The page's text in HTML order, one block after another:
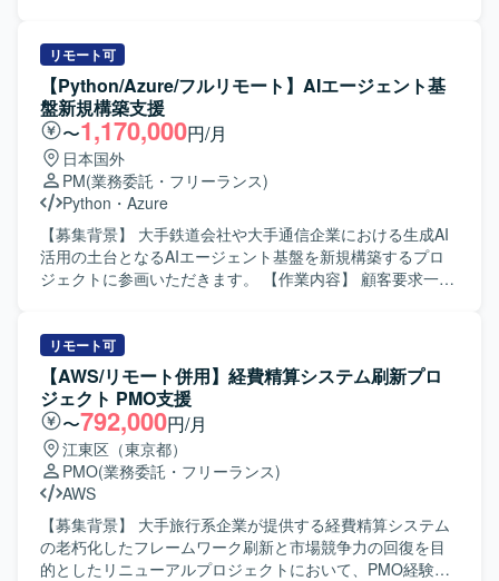
Androidデバイスの連携という先進的な領域において、上流
工程からリリースまで一貫して関われるポジションです。
複数のステークホルダーやベンダーを巻き込みながらプロ
ジェクトを推進する経験を積むことができ、IoTやロボティ
クス、AI関連の知見を深める機会があります。 【開発環
境】 Androidデバイスと連携する小型ロボットを対象とした
Web／アプリ系開発プロジェクト環境となります。
顧客やパートナー企業へのヒアリングを通じて潜在的課題
を抽出・構造化し、業務プロセスを詳細に分解した上でAI
エージェント化に向けた要件定義・仕様策定を行います。
AI実行ログや品質KPIに基づき、プロダクトおよび運用の改
善サイクルを設計・実行していただきます。エンジニアや
デザイナーと連携しながらプロダクトの機能企画や開発デ
ィレクションを行い、展示会や商談を通じて得られた顧客
フィードバックをプロダクトへ反映していただきます。
【求める人物像】 ベンチャー気質なカルチャーに抵抗がな
く、ロジカルかつタフさを持ち合わせている方を求めてお
ります。正解のない新規事業環境で主体的に仮説検証を繰
し、業務の自動化・完結を目指す新規事業の立ち上げフェ
ーズから関わることができます。顧客の課題ヒアリングか
ら業務プロセスの分解、AIエージェントへの落とし込み、
プロダクトの仕様検討からリリースまで一貫して関与でき
るため、事業とプロダクトの両面で大きな裁量を持ってご
活躍いただけます。少人数のチームでプロダクト企画、マ
ーケティング、営業活動を同時並行で推進しながら、事業
の勝ちパターン構築に直接貢献できる点も魅力です。 【開
発環境】 生成AIおよびAIエージェントを活用したソリュー
ション開発環境を前提として、エンジニアやデザイナーと
連携しながらプロダクト開発を進めております。
リモート可
【Python/Azure/フルリモート】AIエージェント基
盤新規構築支援
〜1,170,000円/月
日本国外
PM(業務委託・フリーランス)
Python ・ Azure
【募集背景】 大手鉄道会社や大手通信企業における生成AI
活用の土台となるAIエージェント基盤を新規構築するプロ
ジェクトに参画いただきます。 【作業内容】 顧客要求一覧
機能設計や設計書（基本設計書・詳細設計書）等の作成を
行います。Python等を用いたAIエージェント実装やAzure
OpenAI Service・Azure Functions等の実装を行います。単
体テスト・結合テストの実施やテスト計画書・テスト仕様
書の作成を行います。顧客要望に基づく製品説明資料等の
各種資料作成も行います。 【求める人物像】 顧客要求や技
術的論点を整理しながら関係者と建設的な議論をリード
し、納得感のある合意形成へ導くことができる方を求めて
います。技術タスクを自ら設計し進捗を管理しながら、品
質を意識して主体的に推進いただける方が望ましいです。
【ポジションの魅力】 既存システムへの単なる機能追加で
リモート可
【AWS/リモート併用】経費精算システム刷新プロ
ジェクト PMO支援
〜792,000円/月
江東区（東京都）
PMO(業務委託・フリーランス)
AWS
【募集背景】 大手旅行系企業が提供する経費精算システム
の老朽化したフレームワーク刷新と市場競争力の回復を目
的としたリニューアルプロジェクトにおいて、PMO経験者